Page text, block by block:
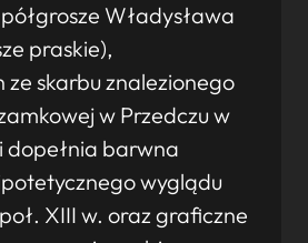
Władysława
praskie),
ze skarbu znalezionego
w Przedczu w
dopełnia barwna
wyglądu
XIII w. oraz graficzne